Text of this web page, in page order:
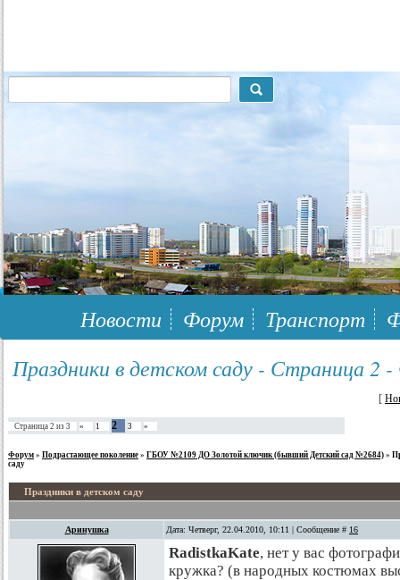
117148, г.Москва, ЮЗАО, муниципальный район Южное Бутово
Новости Форум Транспорт
Праздники в детском саду - Страница 2
[
Страница 2 из 3 « 1 2 3 »
Форум » Подрастающее поколение » ГБОУ №2109 ДО Золотой ключик (бывший Детский сад №2684) »
саду
Праздники в детском саду
Аринушка Дата: Четверг, 22.04.2010, 10:11 | Сообщение # 16
RadistkaKate, нет у вас
кружка? (в народных костюмах